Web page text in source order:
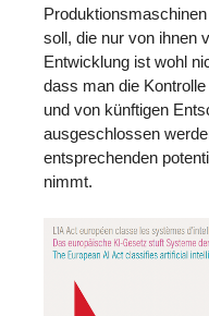
soll, die nur von ihnen
Entwicklung ist wohl
dass man die
und von künftigen
ausgeschlossen
entsprechenden
nimmt.